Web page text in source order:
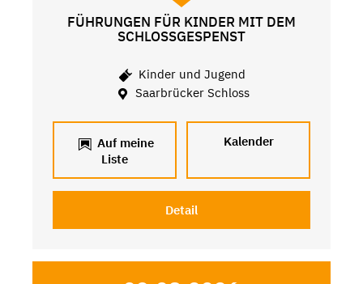
FÜHRUNGEN FÜR KINDER MIT DEM
SCHLOSSGESPENST
Kinder und Jugend
Saarbrücker Schloss
Auf meine
Liste
Kalender
Detail